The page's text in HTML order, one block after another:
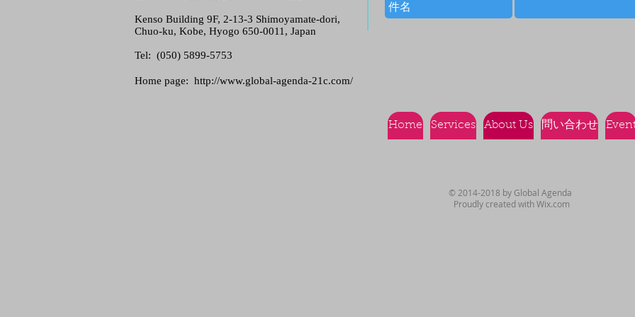
Kenso Building 9F, 2-13-3 Shimoyamate-dori,
Chuo-ku, Kobe, Hyogo 650-0011, Japan
Tel: (050) 5899-5753
Home page: http://www.global-agenda-21c.com/
Home Services About Us 問い合わせ
© 2014-2018 by Global Agenda
Proudly created withWix.com